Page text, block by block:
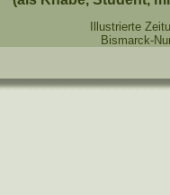
Illustrierte
Bismarck-